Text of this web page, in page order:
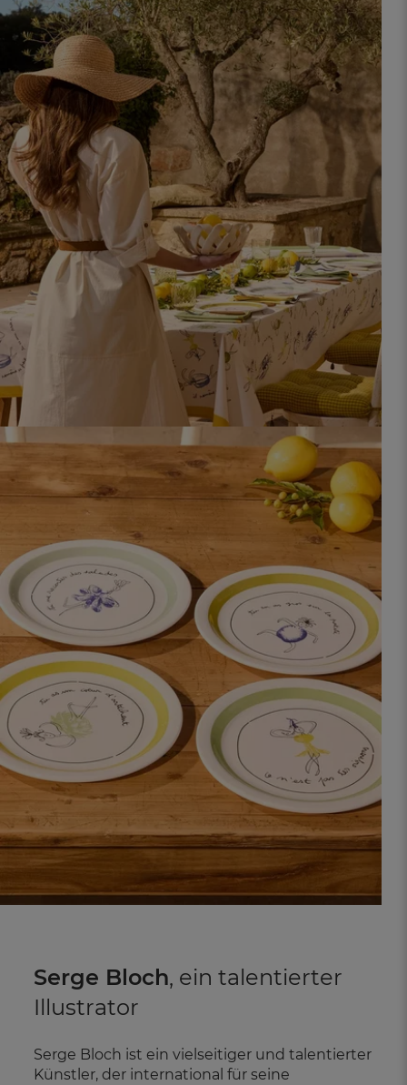
Serge Bloch, ein talentierter
Illustrator
Serge Bloch ist ein vielseitiger und talentierter
Künstler, der international für seine